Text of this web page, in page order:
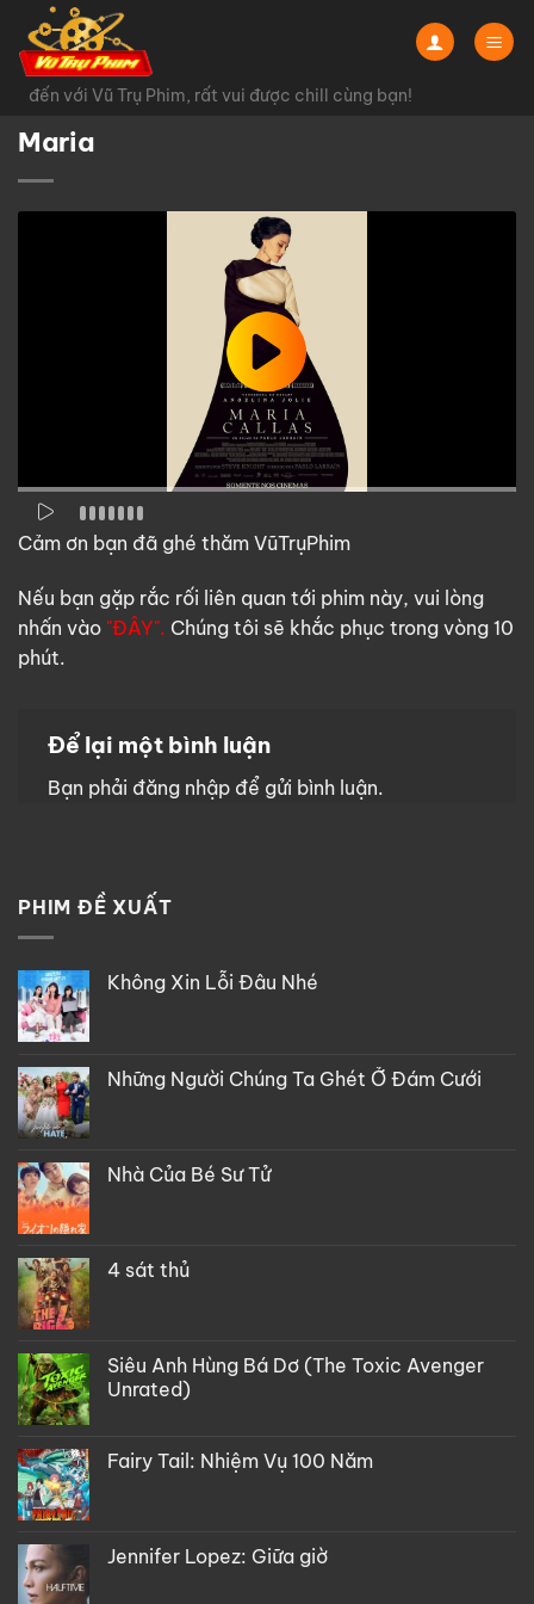
Chuyển
đến
nội
dung
đến với Vũ Trụ Phim, rất vui được chill cùng bạn!
Maria
Cảm ơn bạn đã ghé thăm VũTrụPhim
Nếu bạn gặp rắc rối liên quan tới phim này, vui lòng
nhấn vào "ĐÂY". Chúng tôi sẽ khắc phục trong vòng 10
phút.
Để lại một bình luận
Bạn phải đăng nhập để gửi bình luận.
PHIM ĐỀ XUẤT
Không Xin Lỗi Đâu Nhé
Những Người Chúng Ta Ghét Ở Đám Cưới
Nhà Của Bé Sư Tử
4 sát thủ
Siêu Anh Hùng Bá Dơ (The Toxic Avenger
Unrated)
Fairy Tail: Nhiệm Vụ 100 Năm
Jennifer Lopez: Giữa giờ